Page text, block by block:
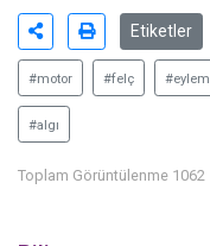
Etiketler
#motor #felç #eylem
#algı
Toplam Görüntülenme 1062